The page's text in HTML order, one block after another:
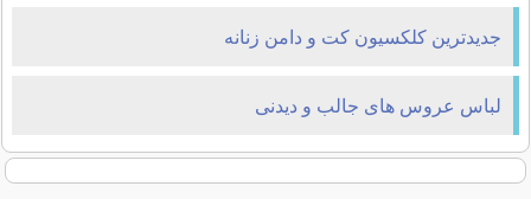
جدیدترین کلکسیون کت و دامن زنانه
لباس عروس های جالب و دیدنی